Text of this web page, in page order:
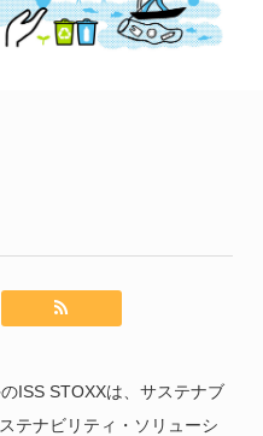
ISS STOXXは、サステナブ
テナビリティ・ソリューシ